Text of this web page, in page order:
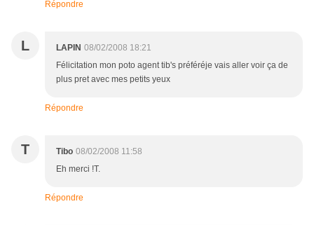
Répondre
L LAPIN 08/02/2008 18:21
Félicitation mon poto agent tib's préféréje vais aller voir ça de
plus pret avec mes petits yeux
Répondre
T Tibo 08/02/2008 11:58
Eh merci !T.
Répondre